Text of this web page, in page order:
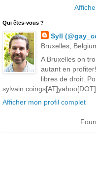
Qui êtes-vous ?
Syll
Bruxelles,
A Bruxelles on
autant en
libres de droit.
Afficher mon profil complet